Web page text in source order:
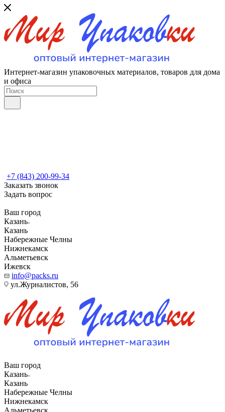
Интернет-магазин упаковочных материалов, товаров для дома
и офиса
+7 (843) 200-99-34
Заказать звонок
Задать вопрос
Ваш город
Казань
Казань
Набережные Челны
Нижнекамск
Альметьевск
Ижевск
info@packs.ru
ул.Журналистов, 56
Ваш город
Казань
Казань
Набережные Челны
Нижнекамск
Альметьевск